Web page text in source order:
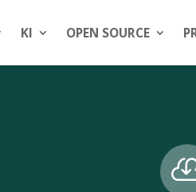
KI OPEN SOURCE